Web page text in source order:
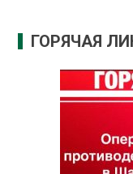
ГОРЯЧАЯ